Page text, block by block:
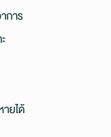
การ
ยได้